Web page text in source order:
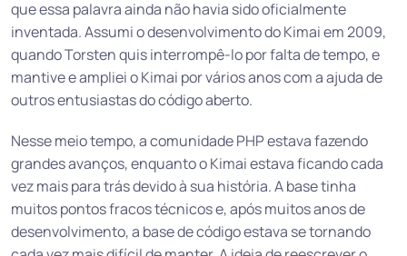
que essa palavra ainda não havia sido oficialmente
inventada. Assumi o desenvolvimento do Kimai em 2009,
quando Torsten quis interrompê-lo por falta de tempo, e
mantive e ampliei o Kimai por vários anos com a ajuda de
outros entusiastas do código aberto.
Nesse meio tempo, a comunidade PHP estava fazendo
grandes avanços, enquanto o Kimai estava ficando cada
vez mais para trás devido à sua história. A base tinha
muitos pontos fracos técnicos e, após muitos anos de
desenvolvimento, a base de código estava se tornando